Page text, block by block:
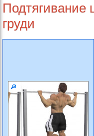
Подтягивание
груди